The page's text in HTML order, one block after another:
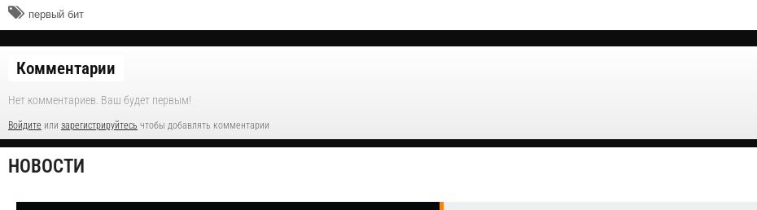
​первый бит
Комментарии
Нет комментариев. Ваш будет первым!
Войдите или зарегистрируйтесь чтобы добавлять комментарии
НОВОСТИ